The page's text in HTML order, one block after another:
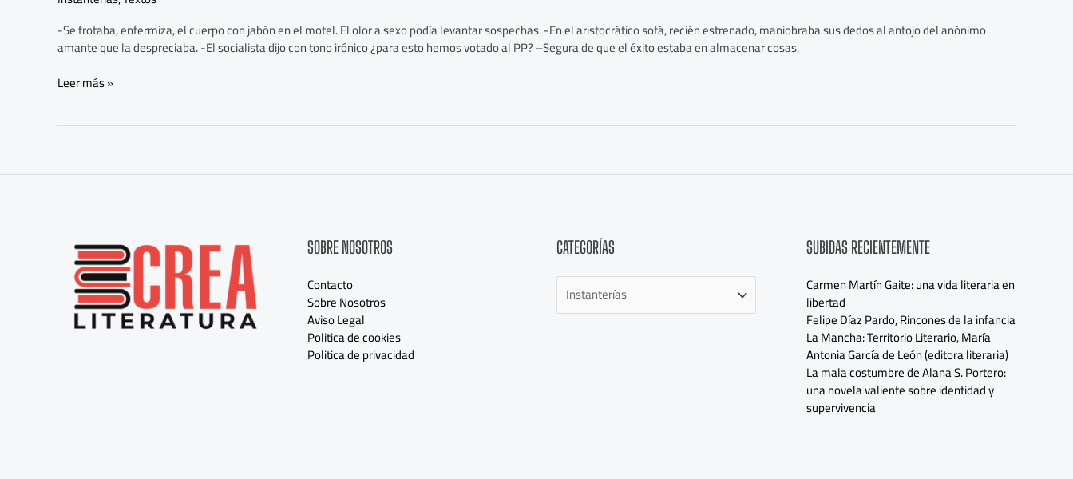
-Se frotaba, enfermiza, el cuerpo con jabón en el motel. El olor a sexo podía levantar sospechas. -En el aristocrático sofá, recién estrenado, maniobraba sus dedos al antojo del anónimo
amante que la despreciaba. -El socialista dijo con tono irónico ¿para esto hemos votado al PP? –Segura de que el éxito estaba en almacenar cosas,
Leer más »
SOBRE NOSOTROS
Contacto
Sobre Nosotros
Aviso Legal
Politica de cookies
Politica de privacidad
CATEGORÍAS
Categorías SUBIDAS RECIENTEMENTE
Carmen Martín Gaite: una vida literaria en
libertad
Felipe Díaz Pardo, Rincones de la infancia
La Mancha: Territorio Literario, María
Antonia García de León (editora literaria)
La mala costumbre de Alana S. Portero:
una novela valiente sobre identidad y
supervivencia